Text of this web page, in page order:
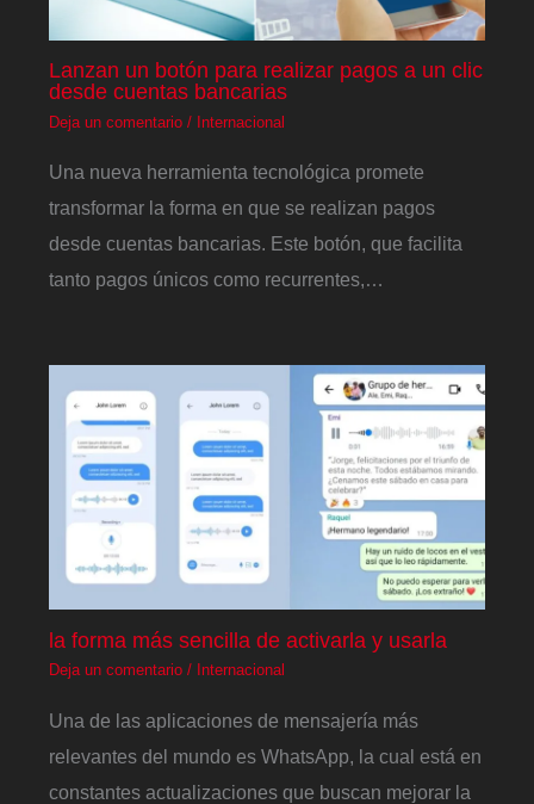
Lanzan un botón para realizar pagos a un clic
desde cuentas bancarias
Deja un comentario / Internacional
Una nueva herramienta tecnológica promete
transformar la forma en que se realizan pagos
desde cuentas bancarias. Este botón, que facilita
tanto pagos únicos como recurrentes,…
la forma más sencilla de activarla y usarla
Deja un comentario / Internacional
Una de las aplicaciones de mensajería más
relevantes del mundo es WhatsApp, la cual está en
constantes actualizaciones que buscan mejorar la